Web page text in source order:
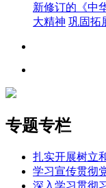
新修订的《中
大精神 巩固拓
专题专栏
扎实开展树立
学习宣传贯彻
深入学习贯彻